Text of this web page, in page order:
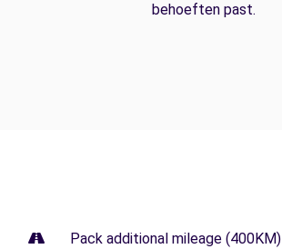
behoeften past.
Pack additional mileage (400KM)